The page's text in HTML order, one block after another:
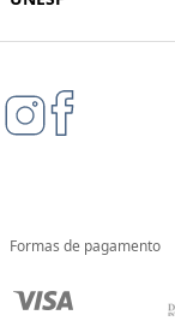
Formas de pagamento